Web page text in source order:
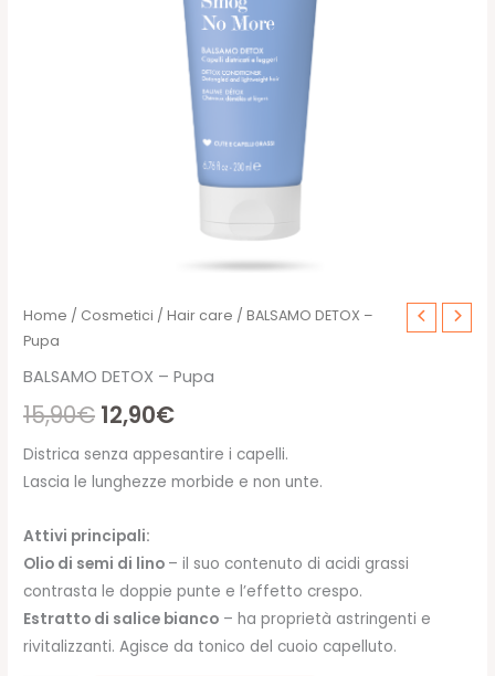
Home / Cosmetici /Hair care / BALSAMO DETOX –
Pupa
BALSAMO DETOX – Pupa
15,90€ Il
prezzo
originale
era:
15,90€.
12,90€Il
prezzo
attuale
12,90€.
Districa senza appesantire i capelli.
Lascia le lunghezze morbide e non unte.
Attivi principali:
Olio di semi di lino – il suo contenuto di acidi grassi
contrasta le doppie punte e l’effetto crespo.
Estratto di salice bianco – ha proprietà astringenti e
rivitalizzanti. Agisce da tonico del cuoio capelluto.